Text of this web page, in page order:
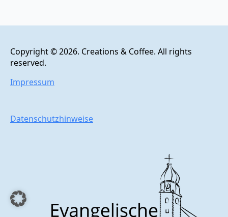
Copyright © 2026. Creations & Coffee. All rights
reserved.
Impressum
Datenschutzhinweise